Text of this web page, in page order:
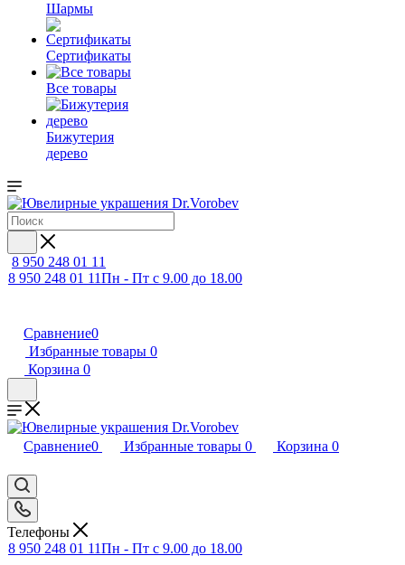
Шармы
Сертификаты
Все товары
Бижутерия
дерево
8 950 248 01 11
8 950 248 01 11Пн - Пт с 9.00 до 18.00
Сравнение0
Избранные товары 0
Корзина 0
Сравнение0 Избранные товары 0 Корзина 0
Телефоны
8 950 248 01 11Пн - Пт с 9.00 до 18.00